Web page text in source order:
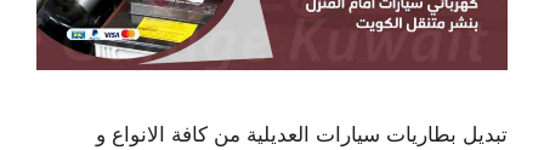
تبديل بطاريات سيارات العديلية من كافة الانواع و